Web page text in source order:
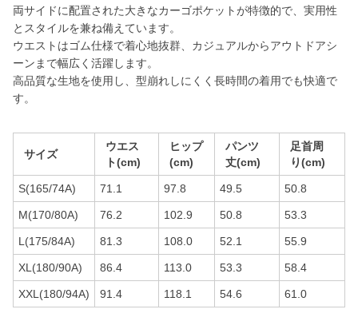
両サイドに配置された大きなカーゴポケットが特徴的で、実用性
とスタイルを兼ね備えています。
ウエストはゴム仕様で着心地抜群、カジュアルからアウトドアシ
ーンまで幅広く活躍します。
高品質な生地を使用し、型崩れしにくく長時間の着用でも快適で
す。
サイズ
ウエス
ト(cm)
ヒップ
(cm)
パンツ
丈(cm)
足首周
り(cm)
S(165/74A) 71.1 97.8 49.5 50.8
M(170/80A) 76.2 102.9 50.8 53.3
L(175/84A) 81.3 108.0 52.1 55.9
XL(180/90A) 86.4 113.0 53.3 58.4
XXL(180/94A) 91.4 118.1 54.6 61.0